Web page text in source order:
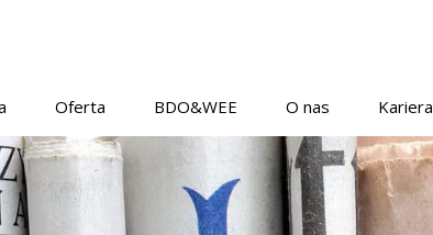
Oferta BDO&WEE O nas Kariera